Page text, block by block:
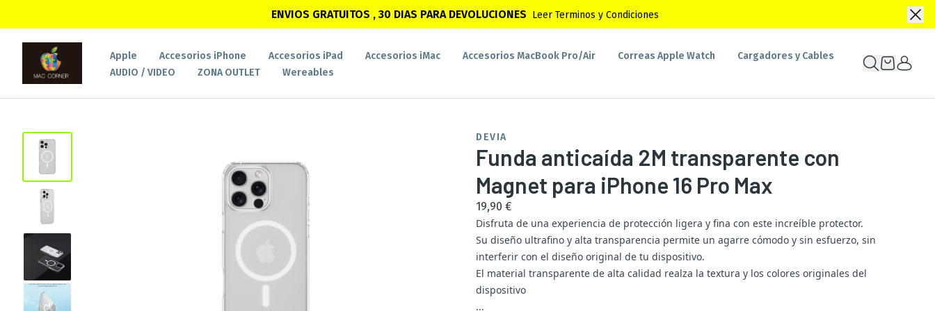
ENVIOS GRATUITOS , 30 DIAS PARA DEVOLUCIONES Leer Terminos y Condiciones
Apple Accesorios iPhone Accesorios iPad Accesorios iMac Accesorios MacBook Pro/Air Correas Apple Watch
Cargadores y Cables
AUDIO / VIDEO
ZONA OUTLET Wereables
DEVIA
Funda anticaída 2M transparente con
Magnet para iPhone 16 Pro Max
19,90 €
Disfruta de una experiencia de protección ligera y fina con este increíble protector.
Su diseño ultrafino y alta transparencia permite un agarre cómodo y sin esfuerzo, sin
interferir con el diseño original de tu dispositivo.
El material transparente de alta calidad realza la textura y los colores originales del
dispositivo
...